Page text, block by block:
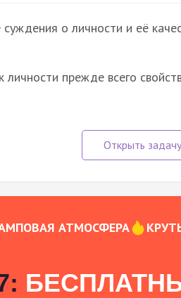
о личности и её
личности прежде всего
АТМОСФЕРА